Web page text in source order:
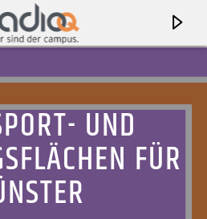
UND
FÜR